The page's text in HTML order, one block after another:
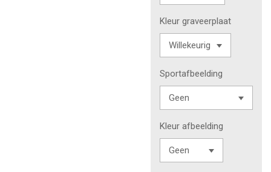
Kleur graveerplaat
Sportafbeelding
Kleur afbeelding